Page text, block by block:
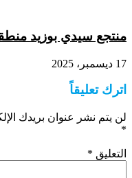
منتجع سيدي بوزيد
17 ديسمبر، 2025
اترك تعليقاً
لن يتم نشر عنوان بريدك
*
التعليق *